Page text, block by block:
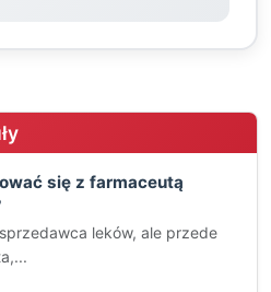
się z farmaceutą
leków, ale przede